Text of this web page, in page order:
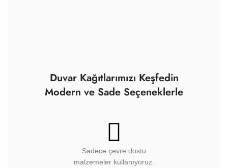
Duvar Kağıtlarımızı Keşfedin
Modern ve Sade Seçeneklerle
Sadece çevre dostu
malzemeler kullanıyoruz.